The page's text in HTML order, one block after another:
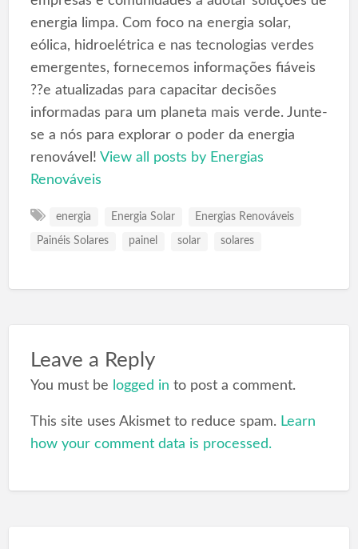
energia limpa. Com foco na energia solar,
eólica, hidroelétrica e nas tecnologias verdes
emergentes, fornecemos informações fiáveis
??e atualizadas para capacitar decisões
informadas para um planeta mais verde. Junte-
se a nós para explorar o poder da energia
renovável! View all posts by Energias
Renováveis
energia Energia Solar Energias Renováveis
Painéis Solares painel solar solares
Leave a Reply
You must be logged in to post a comment.
This site uses Akismet to reduce spam. Learn
how your comment data is processed.